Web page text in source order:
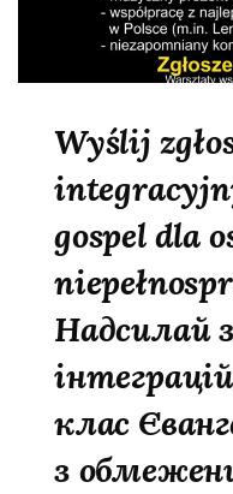
Wyślij
gospel dla
Надсилай
клас
з